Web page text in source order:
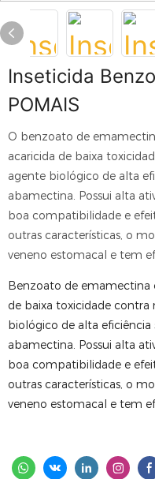
Inseticida
POMAIS
O benzoato de
acaricida de baixa
agente biológico de alta
abamectina. Possui alta
boa compatibilidade e
outras características, o
veneno estomacal e tem
Benzoato de emamectina
de baixa toxicidade
biológico de alta
abamectina. Possui alta
boa compatibilidade e
outras características, o
veneno estomacal e tem